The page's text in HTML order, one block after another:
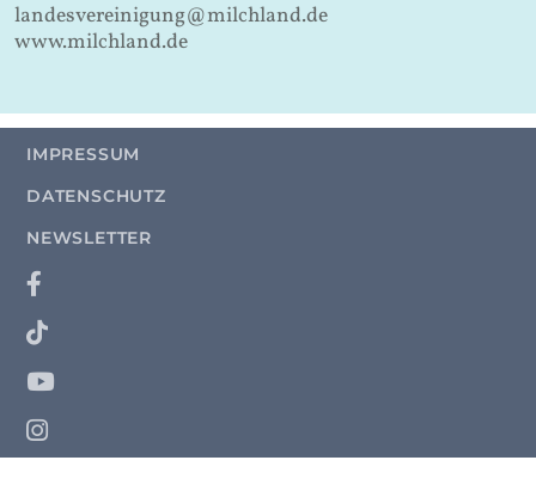
landesvereinigung@milchland.de
www.milchland.de
IMPRESSUM
DATENSCHUTZ
NEWSLETTER